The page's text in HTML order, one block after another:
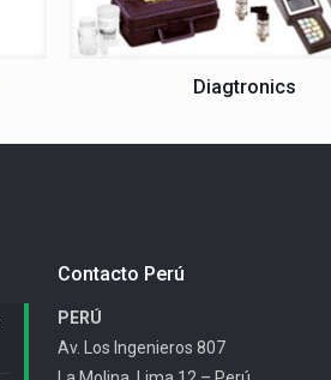
Diagtronics
Contacto Perú
PERÚ
Av. Los Ingenieros 807